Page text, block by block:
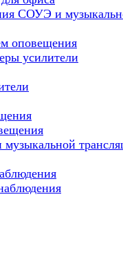
СОУЭ и
оповещения
усилители